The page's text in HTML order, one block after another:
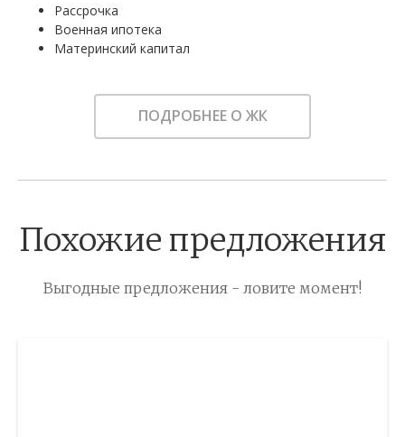
Рассрочка
Военная ипотека
Материнский капитал
ПОДРОБНЕЕ О ЖК
Похожие предложения
Выгодные предложения - ловите момент!